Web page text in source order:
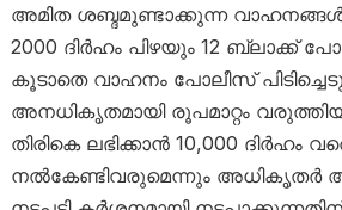
അമിത ശബ്ദമുണ്ടാക്കുന്ന വാഹനങ്ങൾ
2000 ദിർഹം പിഴയും 12 ബ്ലാക്ക്
കൂടാതെ വാഹനം പോലീസ്
അനധികൃതമായി രൂപമാറ്റം
തിരികെ ലഭിക്കാൻ 10,000 ദിർഹം
നൽകേണ്ടിവരുമെന്നും അധികൃതർ